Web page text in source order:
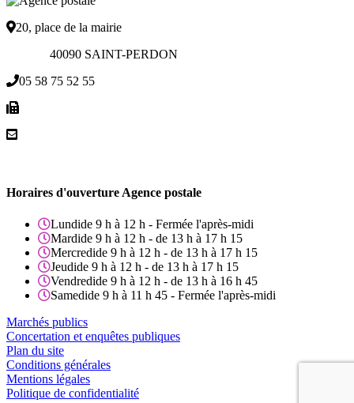
20, place de la mairie
40090 SAINT-PERDON
05 58 75 52 55
Horaires d'ouverture Agence postale
Lundide 9 h à 12 h - Fermée l'après-midi
Mardide 9 h à 12 h - de 13 h à 17 h 15
Mercredide 9 h à 12 h - de 13 h à 17 h 15
Jeudide 9 h à 12 h - de 13 h à 17 h 15
Vendredide 9 h à 12 h - de 13 h à 16 h 45
Samedide 9 h à 11 h 45 - Fermée l'après-midi
Marchés publics
Concertation et enquêtes publiques
Plan du site
Conditions générales
Mentions légales
Politique de confidentialité